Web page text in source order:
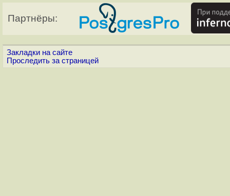
Партнёры:
Закладки на сайте
Проследить за страницей